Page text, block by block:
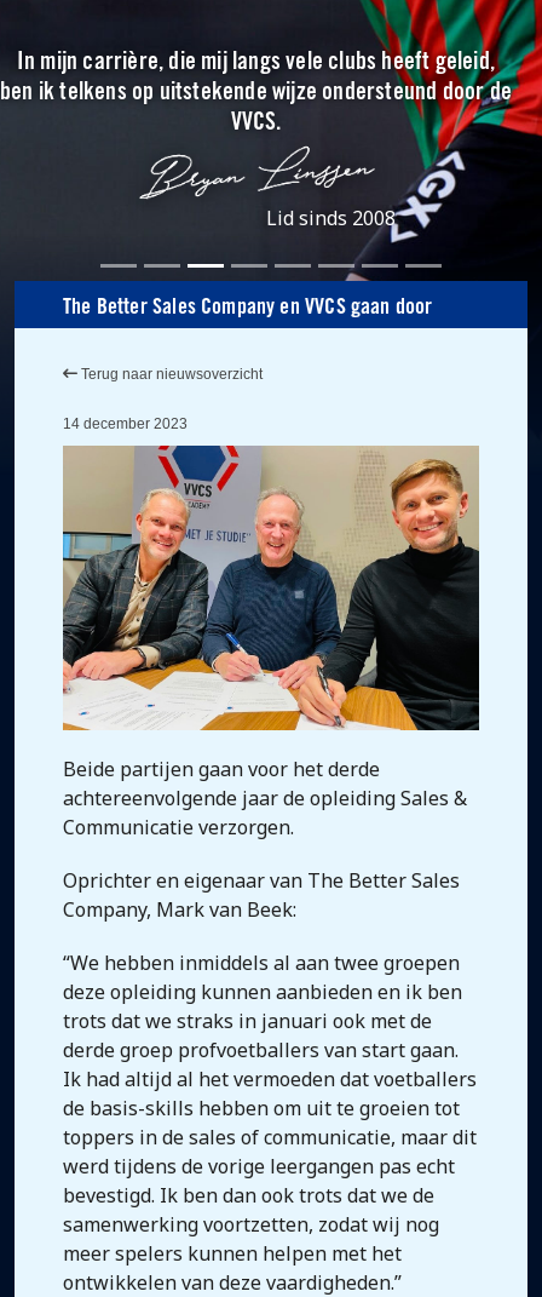
In mijn carrière, die mij langs vele clubs heeft geleid,
ben ik telkens op uitstekende wijze ondersteund door de
VVCS.
Lid sinds 2008
The Better Sales Company en VVCS gaan door
Terug naar nieuwsoverzicht
14 december 2023
Beide partijen gaan voor het derde
achtereenvolgende jaar de opleiding Sales &
Communicatie verzorgen.
Oprichter en eigenaar van The Better Sales
Company, Mark van Beek:
“We hebben inmiddels al aan twee groepen
deze opleiding kunnen aanbieden en ik ben
trots dat we straks in januari ook met de
derde groep profvoetballers van start gaan.
Ik had altijd al het vermoeden dat voetballers
de basis-skills hebben om uit te groeien tot
toppers in de sales of communicatie, maar dit
werd tijdens de vorige leergangen pas echt
bevestigd. Ik ben dan ook trots dat we de
samenwerking voortzetten, zodat wij nog
meer spelers kunnen helpen met het
ontwikkelen van deze vaardigheden.”